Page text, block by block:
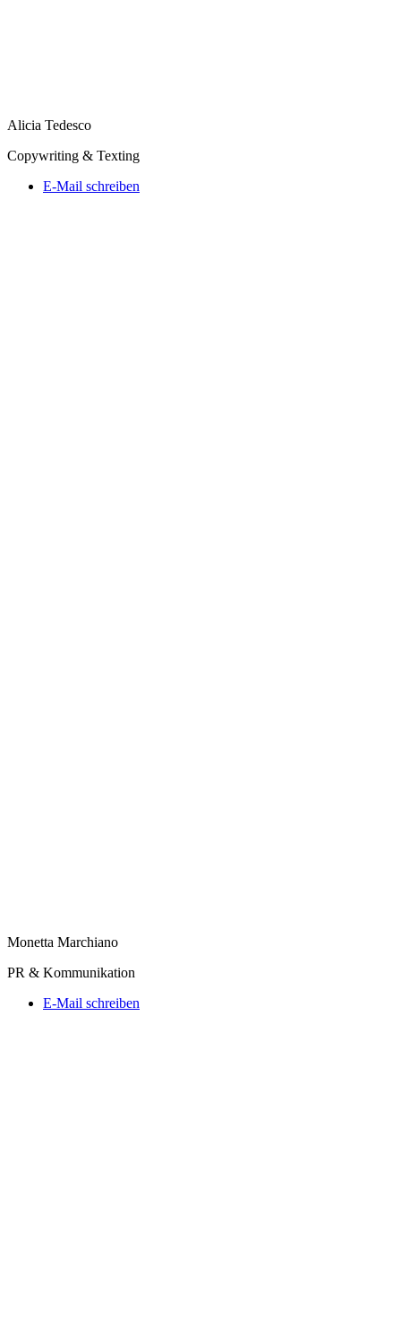
Alicia Tedesco
Copywriting & Texting
E-Mail schreiben
Monetta Marchiano
PR & Kommunikation
E-Mail schreiben